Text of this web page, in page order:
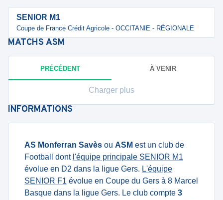
SENIOR M1
Coupe de France Crédit Agricole - OCCITANIE - RÉGIONALE
MATCHS ASM
PRÉCÉDENT À VENIR
Charger plus
INFORMATIONS
AS Monferran Savès ou ASM est un club de
Football dont l'équipe principale SENIOR M1
évolue en D2 dans la ligue Gers. L'équipe
SENIOR F1 évolue en Coupe du Gers à 8 Marcel
Basque dans la ligue Gers. Le club compte 3